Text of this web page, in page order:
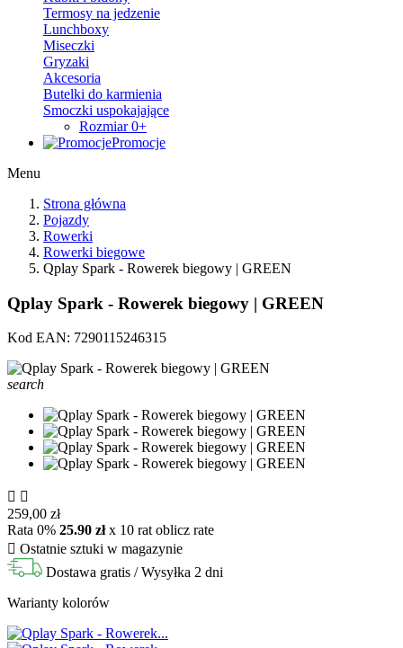
Termosy na jedzenie
Lunchboxy
Miseczki
Gryzaki
Akcesoria
Butelki do karmienia
Smoczki uspokajające
Rozmiar 0+
Promocje
Menu
Strona główna
Pojazdy
Rowerki
Rowerki biegowe
Qplay Spark - Rowerek biegowy | GREEN
Qplay Spark - Rowerek biegowy | GREEN
Kod EAN: 7290115246315
search
 
259,00 zł
Rata 0% 25.90 złx 10 rat oblicz rate
 Ostatnie sztuki w magazynie
Dostawa gratis / Wysyłka 2 dni
Warianty kolorów